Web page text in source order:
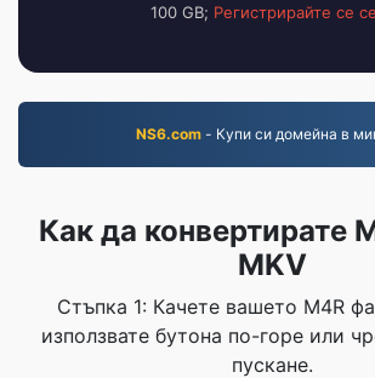
100 GB; Регистрирайте се
NS6.com- Купи си домейна в
Как да конвертирате
MKV
Стъпка 1: Качете вашето M4R
използвате бутона по-горе или
пускане.